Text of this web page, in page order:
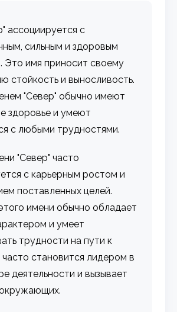
ассоциируется с
сильным и здоровым
Это имя приносит своему
стойкость и выносливость.
"Север" обычно имеют
здоровье и умеют
с любыми трудностями.
"Север" часто
с карьерным ростом и
поставленных целей.
имени обычно обладает
и умеет
трудности на пути к
становится лидером в
деятельности и вызывает